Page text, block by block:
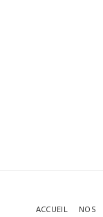
ACCUEIL NOS